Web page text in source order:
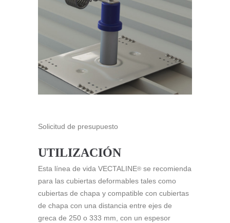
Solicitud de presupuesto
UTILIZACIÓN
Esta línea de vida VECTALINE® se recomienda
para las cubiertas deformables tales como
cubiertas de chapa y compatible con cubiertas
de chapa con una distancia entre ejes de
greca de 250 o 333 mm, con un espesor